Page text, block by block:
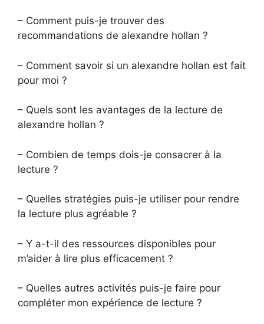
– Comment puis-je trouver des
recommandations de alexandre hollan ?
– Comment savoir si un alexandre hollan est fait
pour moi ?
– Quels sont les avantages de la lecture de
alexandre hollan ?
– Combien de temps dois-je consacrer à la
lecture ?
– Quelles stratégies puis-je utiliser pour rendre
la lecture plus agréable ?
– Y a-t-il des ressources disponibles pour
m’aider à lire plus efficacement ?
– Quelles autres activités puis-je faire pour
compléter mon expérience de lecture ?